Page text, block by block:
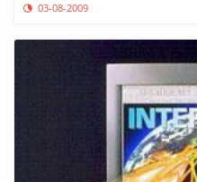
03-08-2009